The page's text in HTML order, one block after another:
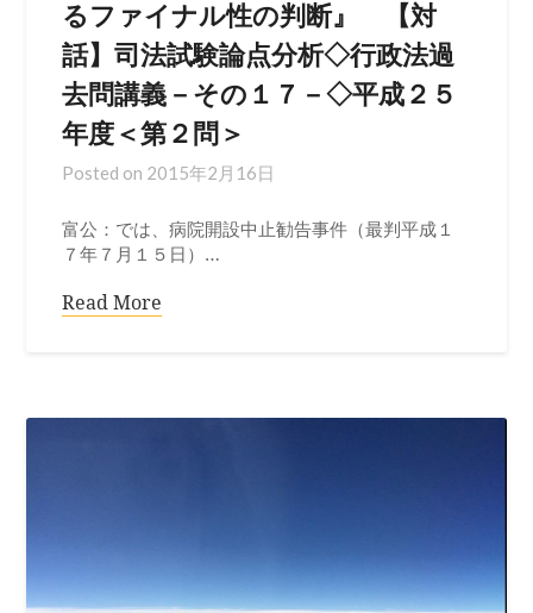
るファイナル性の判断』 【対
話】司法試験論点分析◇行政法過
去問講義－その１７－◇平成２５
年度＜第２問＞
Posted on 2015年2月16日
富公：では、病院開設中止勧告事件（最判平成１
７年７月１５日）…
Read More